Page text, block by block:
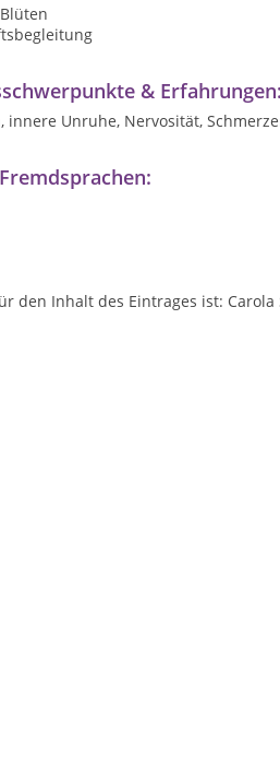
& Erfahrungen:
innere Unruhe, Nervosität,
den Inhalt des Eintrages ist: Carola